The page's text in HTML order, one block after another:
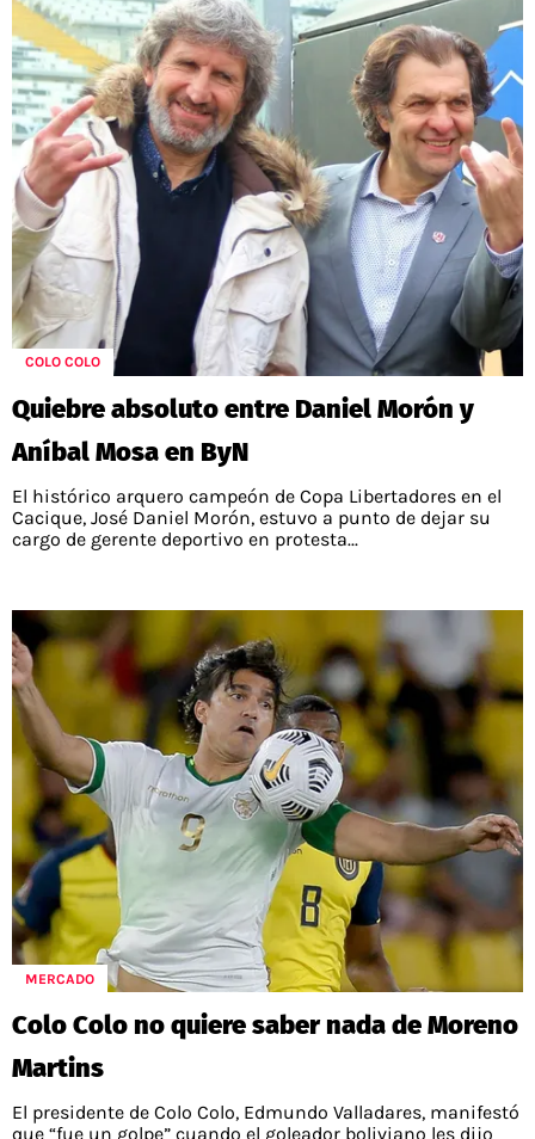
COLO COLO
Quiebre absoluto entre Daniel Morón y
Aníbal Mosa en ByN
El histórico arquero campeón de Copa Libertadores en el
Cacique, José Daniel Morón, estuvo a punto de dejar su
cargo de gerente deportivo en protesta...
MERCADO
Colo Colo no quiere saber nada de Moreno
Martins
El presidente de Colo Colo, Edmundo Valladares, manifestó
que “fue un golpe” cuando el goleador boliviano les dijo